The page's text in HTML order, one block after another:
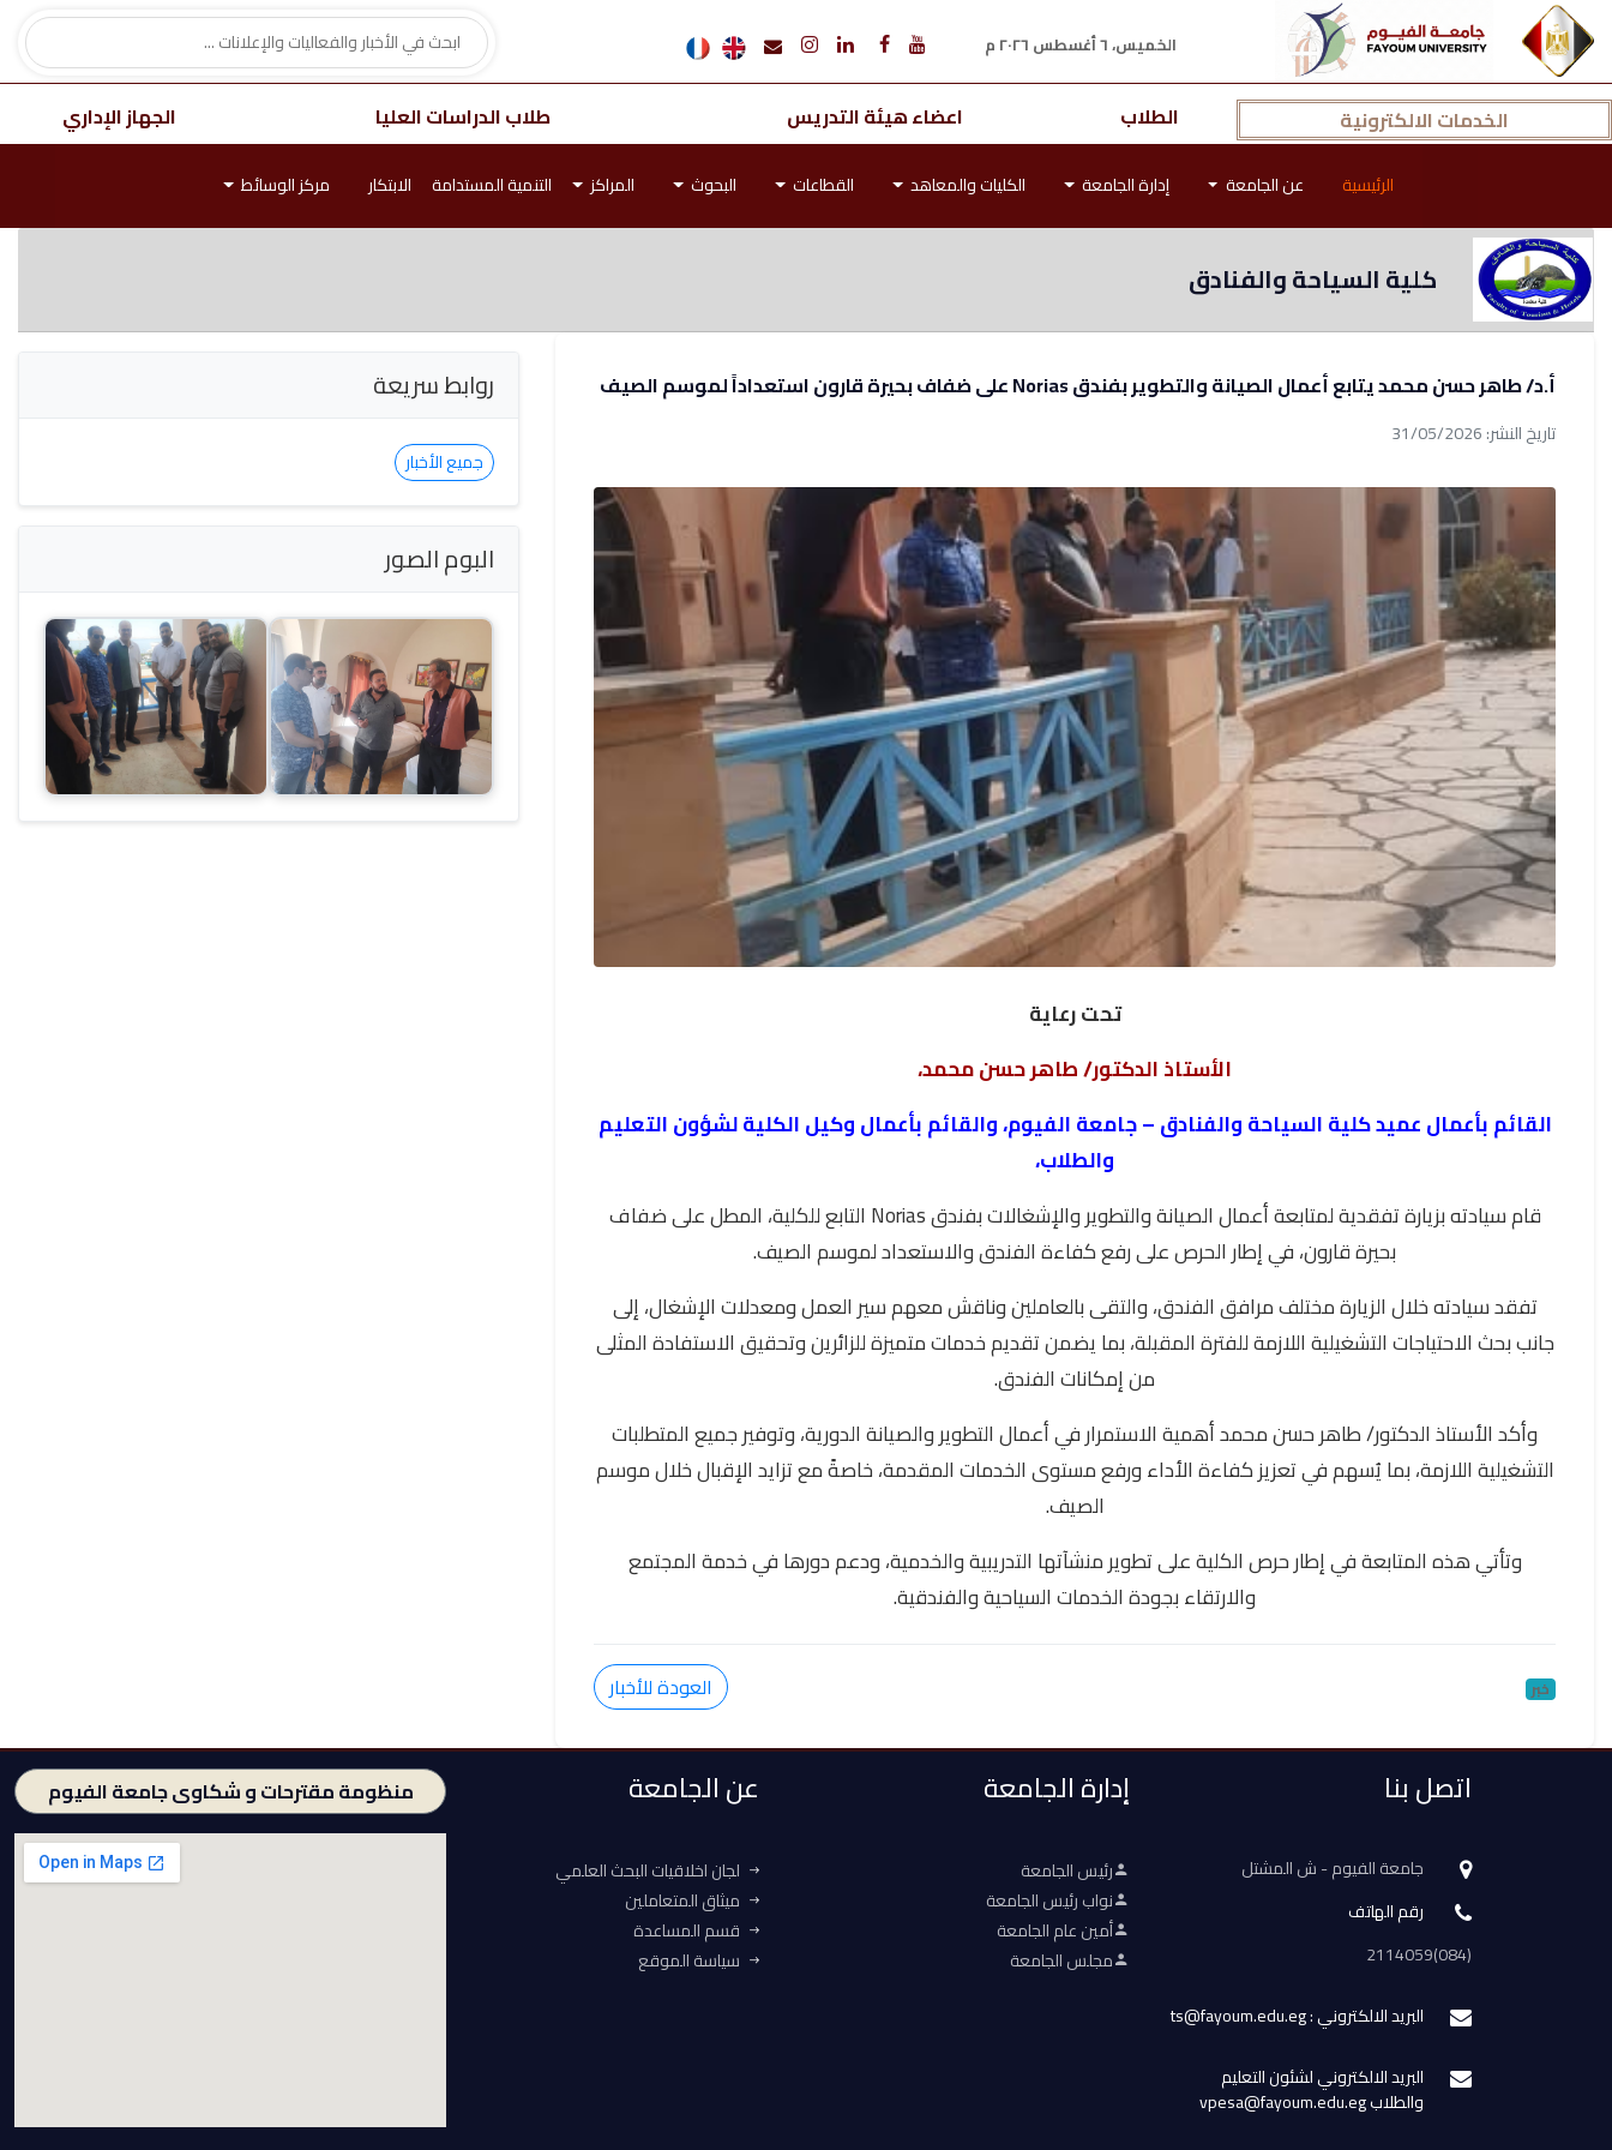
الخميس، ٦ أغسطس ٢٠٢٦ م
الخدمات الالكترونية الطلاب اعضاء هيئة التدريس طلاب الدراسات العليا الجهاز الإداري
الرئيسية عن الجامعة إدارة الجامعة الكليات والمعاهد القطاعات البحوث المراكز التنمية المستدامة الابتكار مركز الوسائط
كلية السياحة والفنادق
أ.د/ طاهر حسن محمد يتابع أعمال الصيانة والتطوير بفندق Norias على ضفاف بحيرة قارون استعداداً لموسم الصيف
تاريخ النشر: 31/05/2026
تحت رعاية
الأستاذ الدكتور/ طاهر حسن محمد،
القائم بأعمال عميد كلية السياحة والفنادق – جامعة الفيوم، والقائم بأعمال وكيل الكلية لشؤون التعليم
والطلاب،
قام سيادته بزيارة تفقدية لمتابعة أعمال الصيانة والتطوير والإشغالات بفندق Norias التابع للكلية، المطل على ضفاف
بحيرة قارون، في إطار الحرص على رفع كفاءة الفندق والاستعداد لموسم الصيف.
تفقد سيادته خلال الزيارة مختلف مرافق الفندق، والتقى بالعاملين وناقش معهم سير العمل ومعدلات الإشغال، إلى
جانب بحث الاحتياجات التشغيلية اللازمة للفترة المقبلة، بما يضمن تقديم خدمات متميزة للزائرين وتحقيق الاستفادة المثلى
من إمكانات الفندق.
وأكد الأستاذ الدكتور/ طاهر حسن محمد أهمية الاستمرار في أعمال التطوير والصيانة الدورية، وتوفير جميع المتطلبات
التشغيلية اللازمة، بما يُسهم في تعزيز كفاءة الأداء ورفع مستوى الخدمات المقدمة، خاصةً مع تزايد الإقبال خلال موسم
الصيف.
وتأتي هذه المتابعة في إطار حرص الكلية على تطوير منشآتها التدريبية والخدمية، ودعم دورها في خدمة المجتمع
والارتقاء بجودة الخدمات السياحية والفندقية.
خبر العودة للأخبار
روابط سريعة
جميع الأخبار
البوم الصور
اتصل بنا
جامعة الفيوم - ش المشتل
رقم الهاتف
(084)2114059
البريد الالكتروني : ts@fayoum.edu.eg
البريد الالكتروني لشئون التعليم
والطلاب vpesa@fayoum.edu.eg
إدارة الجامعة
رئيس الجامعة
نواب رئيس الجامعة
أمين عام الجامعة
مجلس الجامعة
عن الجامعة
لجان اخلاقيات البحث العلمي
ميثاق المتعاملين
قسم المساعدة
سياسة الموقع
منظومة مقترحات و شكاوى جامعة الفيوم